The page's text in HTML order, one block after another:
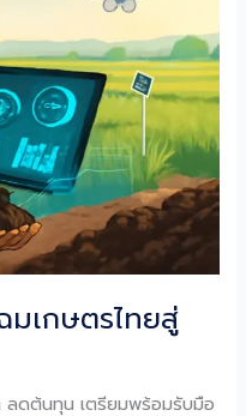
มเกษตรไทยสู่
ลดต้นทุน เตรียมพร้อมรับมือ